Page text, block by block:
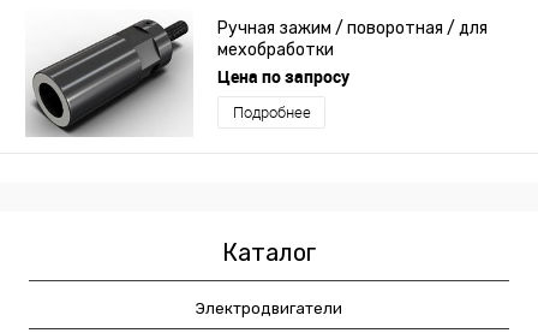
Ручная зажим / поворотная / для
мехобработки
Цена по запросу
Подробнее
Каталог
Электродвигатели